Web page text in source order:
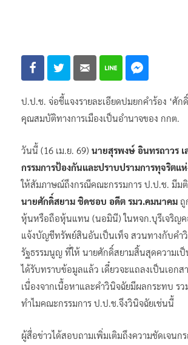
ป.ป.ช. จ่อชี้แจงรายละเอียดปมยกคำร้อง ‘ศัก
คุณสมบัติทางการเมืองเป็นอำนาจของ กกต.
วันนี้ (16 เม.ย. 69) นายสุรพงษ์ อินทรถาวร
กรรมการป้องกันและปราบปรามการทุจริตแ
ให้สัมภาษณ์ถึงกรณีคณะกรรมการ ป.ป.ช. มีม
นายศักดิ์สยาม ชิดชอบ อดีต รมว.คมนาคม ถู
หุ้นหรือถือหุ้นแทน (นอมินี) ในหจก.บุรีเจริญ
แจ้งบัญชีทรัพย์สินอันเป็นเท็จ สวนทางกับคำ
รัฐธรรมนูญ ที่ให้ นายศักดิ์สยามสิ้นสุดความเ
ได้รับทราบข้อมูลแล้ว เดี๋ยวจะแถลงเป็นเอกส
เนื่องจากเนื้อหาและคำวินิจฉัยมีผลกระทบ รว
ทำไมคณะกรรมการ ป.ป.ช.จึงวินิจฉัยเช่นนี้
ผู้สื่อข่าวได้สอบถามเพิ่มเติมถึงความชัดเจนก